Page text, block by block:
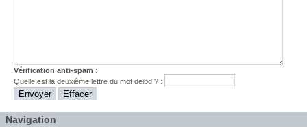
Vérification anti-spam :
Quelle est ladeuxième lettre du motdeibd ? :
Navigation